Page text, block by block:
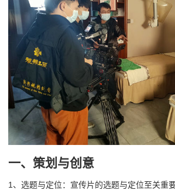
一、策划与创意
1、选题与定位：宣传片的选题与定位至关重